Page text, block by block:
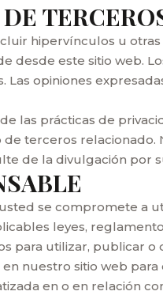
hipervínculos u
desde este sitio web.
Las opiniones
las prácticas de
terceros
de la divulgación por
se compromete a
leyes,
para utilizar, publicar
nuestro sitio web
en o en relación